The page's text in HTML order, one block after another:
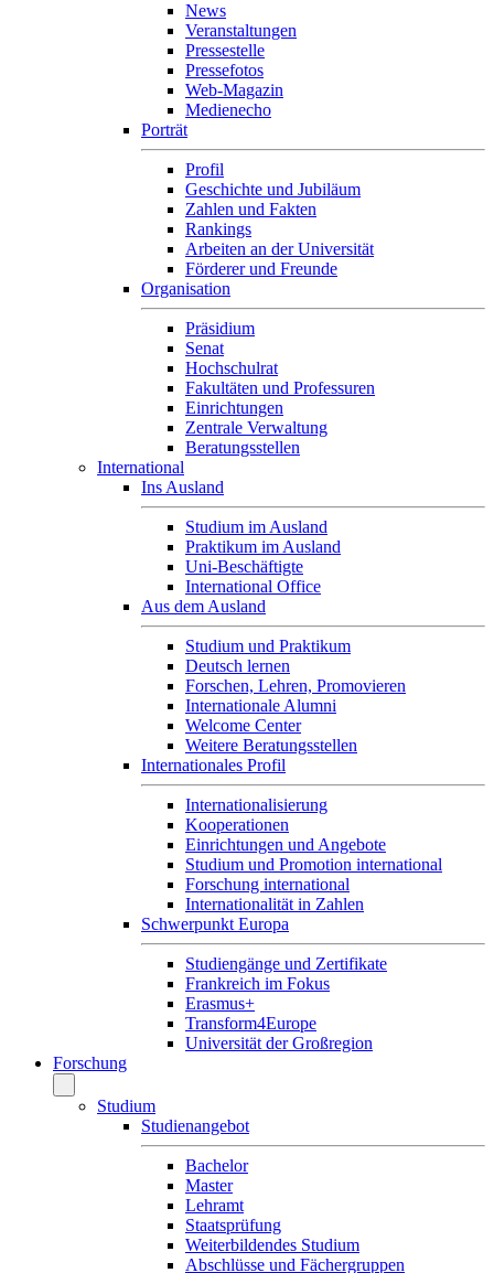
News
Veranstaltungen
Pressestelle
Pressefotos
Web-Magazin
Medienecho
Porträt
Profil
Geschichte und Jubiläum
Zahlen und Fakten
Rankings
Arbeiten an der Universität
Förderer und Freunde
Organisation
Präsidium
Senat
Hochschulrat
Fakultäten und Professuren
Einrichtungen
Zentrale Verwaltung
Beratungsstellen
International
Ins Ausland
Studium im Ausland
Praktikum im Ausland
Uni-Beschäftigte
International Office
Aus dem Ausland
Studium und Praktikum
Deutsch lernen
Forschen, Lehren, Promovieren
Internationale Alumni
Welcome Center
Weitere Beratungsstellen
Internationales Profil
Internationalisierung
Kooperationen
Einrichtungen und Angebote
Studium und Promotion international
Forschung international
Internationalität in Zahlen
Schwerpunkt Europa
Studiengänge und Zertifikate
Frankreich im Fokus
Erasmus+
Transform4Europe
Universität der Großregion
Forschung
Studium
Studienangebot
Bachelor
Master
Lehramt
Staatsprüfung
Weiterbildendes Studium
Abschlüsse und Fächergruppen